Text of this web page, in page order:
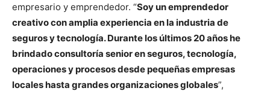
empresario y emprendedor. “Soy un emprendedor
creativo con amplia experiencia en la industria de
seguros y tecnología. Durante los últimos 20 años he
brindado consultoría senior en seguros, tecnología,
operaciones y procesos desde pequeñas empresas
locales hasta grandes organizaciones globales”,